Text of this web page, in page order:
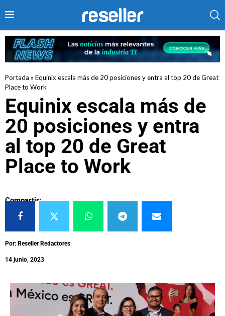
Portada » Equinix escala más de 20 posiciones y entra al top 20 de Great
Place to Work
Equinix escala más de
20 posiciones y entra
al top 20 de Great
Place to Work
Compartir:
Por: Reseller Redactores
14 junio, 2023